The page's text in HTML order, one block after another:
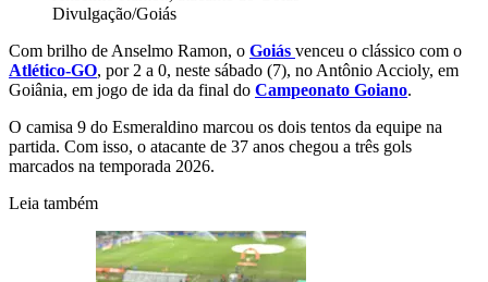
Divulgação/Goiás
Com brilho de Anselmo Ramon, o Goiás venceu o clássico com o
Atlético-GO, por 2 a 0, neste sábado (7), no Antônio Accioly, em
Goiânia, em jogo de ida da final do Campeonato Goiano.
O camisa 9 do Esmeraldino marcou os dois tentos da equipe na
partida. Com isso, o atacante de 37 anos chegou a três gols
marcados na temporada 2026.
Leia também